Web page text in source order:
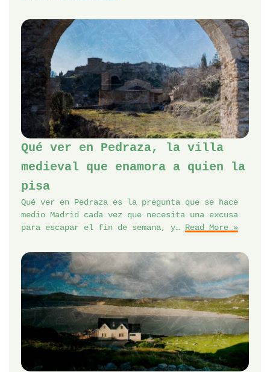
Qué ver en Pedraza, la villa
medieval que enamora a quien la
pisa
Qué ver en Pedraza es la pregunta que se hace
medio Madrid cada vez que necesita una excusa
para escapar el fin de semana, y… Read More »